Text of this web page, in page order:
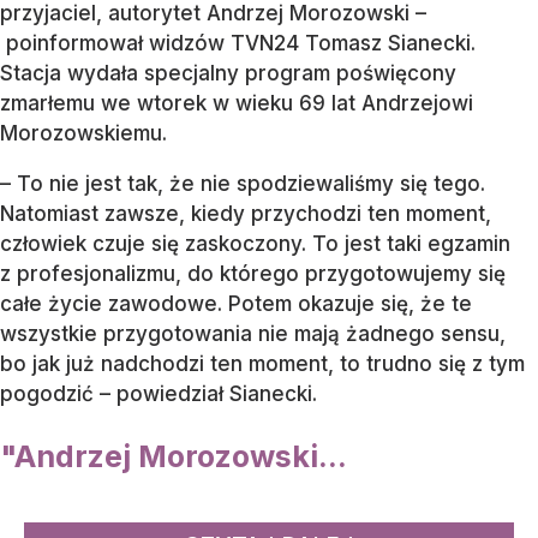
przyjaciel, autorytet Andrzej Morozowski –
poinformował widzów TVN24 Tomasz Sianecki.
Stacja wydała specjalny program poświęcony
zmarłemu we wtorek w wieku 69 lat Andrzejowi
Morozowskiemu.
– To nie jest tak, że nie spodziewaliśmy się tego.
Natomiast zawsze, kiedy przychodzi ten moment,
człowiek czuje się zaskoczony. To jest taki egzamin
z profesjonalizmu, do którego przygotowujemy się
całe życie zawodowe. Potem okazuje się, że te
wszystkie przygotowania nie mają żadnego sensu,
bo jak już nadchodzi ten moment, to trudno się z tym
pogodzić – powiedział Sianecki.
"Andrzej Morozowski...